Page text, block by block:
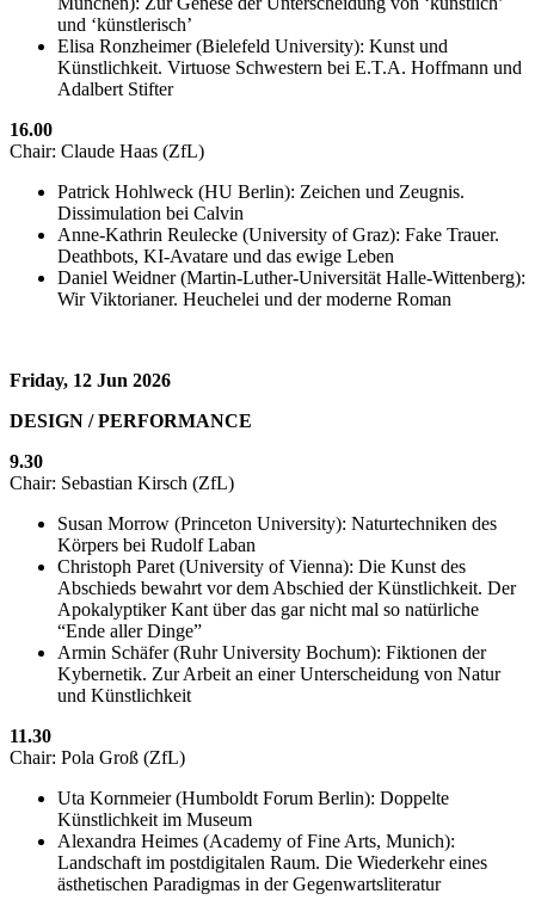
und ‘künstlerisch’
Elisa Ronzheimer (Bielefeld University): Kunst und
Künstlichkeit. Virtuose Schwestern bei E.T.A. Hoffmann und
Adalbert Stifter
16.00
Chair: Claude Haas (ZfL)
Patrick Hohlweck (HU Berlin): Zeichen und Zeugnis.
Dissimulation bei Calvin
Anne-Kathrin Reulecke (University of Graz): Fake Trauer.
Deathbots, KI-Avatare und das ewige Leben
Daniel Weidner (Martin-Luther-Universität Halle-Wittenberg):
Wir Viktorianer. Heuchelei und der moderne Roman
Friday, 12 Jun 2026
DESIGN / PERFORMANCE
9.30
Chair: Sebastian Kirsch (ZfL)
Susan Morrow (Princeton University): Naturtechniken des
Körpers bei Rudolf Laban
Christoph Paret (University of Vienna): Die Kunst des
Abschieds bewahrt vor dem Abschied der Künstlichkeit. Der
Apokalyptiker Kant über das gar nicht mal so natürliche
“Ende aller Dinge”
Armin Schäfer (Ruhr University Bochum): Fiktionen der
Kybernetik. Zur Arbeit an einer Unterscheidung von Natur
und Künstlichkeit
11.30
Chair: Pola Groß (ZfL)
Uta Kornmeier (Humboldt Forum Berlin): Doppelte
Künstlichkeit im Museum
Alexandra Heimes (Academy of Fine Arts, Munich):
Landschaft im postdigitalen Raum. Die Wiederkehr eines
ästhetischen Paradigmas in der Gegenwartsliteratur